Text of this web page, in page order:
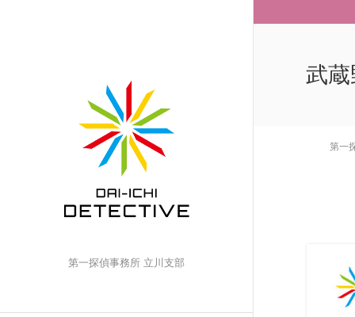
第一探偵事務所 立川支部
武
第一